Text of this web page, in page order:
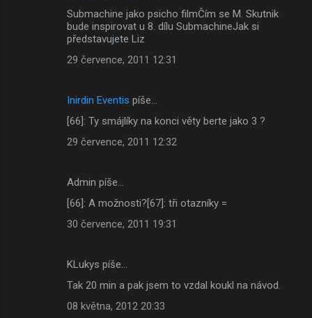
Submachine jako psicho filmČím se M. Skutnik
bude inspirovat u 8. dílu SubmachineJak si
představujete Liz
29 července, 2011 12:31
Inirdin Eventis píše…
[66]: Ty smájlíky na konci věty berte jako 3 ?
29 července, 2011 12:32
Admin píše…
[66]: A možnosti?[67]: tři otazníky =
30 července, 2011 19:31
KLukys píše…
Tak 20 min a pak jsem to vzdal koukl na návod.
08 května, 2012 20:33